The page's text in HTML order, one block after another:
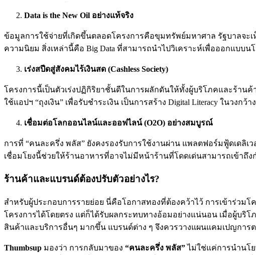
Data is the New Oil อย่างแท้จริง
ข้อมูลการใช้จ่ายที่เกิดขึ้นตลอดโครงการคือขุมทรัพย์มหาศาล รัฐบาลจะ
ความนิยม สิ่งเหล่านี้คือ Big Data ที่สามารถนำไปวิเคราะห์เพื่อออกแบ
เร่งสปีดสู่สังคมไร้เงินสด (Cashless Society)
โครงการนี้เป็นตัวเร่งปฏิกิริยาชั้นดีในการผลักดันให้ทั้งผู้บริโภคและร้านค้
ใช้แอปฯ “ถุงเงิน” เพื่อรับชำระเงิน เป็นการสร้าง Digital Literacy ในวงกว้
เชื่อมต่อโลกออนไลน์และออฟไลน์ (O2O) อย่างสมบูรณ์
การที่ “คนละครึ่ง พลัส” ยังคงรองรับการใช้งานผ่าน แพลตฟอร์มฟู้ดเดลิ
เชื่อมโยงนี้ช่วยให้ร้านอาหารที่อาจไม่มีหน้าร้านที่โดดเด่นสามารถเข้า
ร้านค้าและแบรนด์ต้องปรับตัวอย่างไร?
สำหรับผู้ประกอบการรายย่อย นี่คือโอกาสทองที่ต้องคว้าไว้ การเข้าร่วม
โครงการได้โดยตรง แต่ก็ได้รับผลกระทบทางอ้อมอย่างแน่นอน เมื่อผู้บริ
สินค้าและบริการอื่นๆ มากขึ้น แบรนด์ต่าง ๆ จึงควรวางแผนแคมเปญการ
Thumbsup มองว่า การกลับมาของ “คนละครึ่ง พลัส”ไม่ใช่แค่การนำนโย